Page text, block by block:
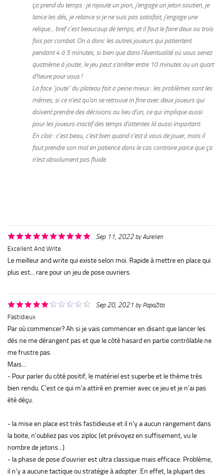
ça prend du temps : je rajoute un pion, j'engage un jeton soutien, je
lance les dés, je relance si je ne suis pas satisfait, j'engage une
relique.... bref c'est beaucoup de temps, et il faut le faire deux ou trois
fois par combat. On a donc les autres joueurs qui patientent
pendant 4 à 5 minutes, si bien que dans l'éventualité où vous seriez
quatrième à jouter, le jeu peut s'arrêter entre 10 minutes ou un quart
d'heure pour vous !
La face "joute" du plateau fait a peine mieux : les problèmes sont les
mêmes, si ce n'est qu'on se retrouve in fine avec deux joueurs qui
doivent prendre des décisions au lieu d'un, ce qui implique aussi
pour les joueurs inactif des temps d'attentes là aussi important.
En clair : c'est beau, c'est bien quand c'est à vous de jouer, mais il
faut prendre son mal en patience dans le cas contraire parce que ça
n'est absolument pas fluide.
Sep 11, 2022by Aurelien
Excellent And Write
Le meilleur and write qui existe selon moi. Rapide à mettre en place qui
plus est... rare pour un jeu de pose ouvriers.
Sep 20, 2021 by PapaZita
Fastidieux
Par où commencer? Ah si je vais commencer en disant que lancer les
dés ne me dérangent pas et que le côté hasard en partie contrôlable ne
me frustre pas.
Mais...
- Pour parler du côté positif, le matériel est superbe et le thème très
bien rendu. C'est ce qui m'a attiré en premier avec ce jeu et je n'ai pas
été déçu.
- la mise en place est très fastidieuse et il n'y a aucun rangement dans
la boite, n'oubliez pas vos ziploc (et prévoyez en suffisement, vu le
nombre de jetons...)
- la phase de pose d'ouvrier est ultra classique mais efficace. Problème,
il n'y a aucune tactique ou stratégie à adopter. En effet, la plupart des